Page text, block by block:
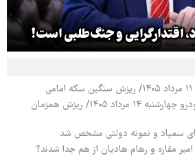
اقتدارگرایی و جنگ‌طلبی است!
قیمت محصولات ایران خودرو چهارشنبه ۱۴ مرداد ۱۴۰۵/ ریزش همزمان
سمپاد و نمونه دولتی مشخص شد
مقاره و رهام هادیان از هم جدا شدند؟